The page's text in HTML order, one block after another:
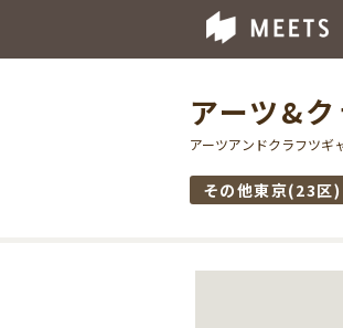
アーツ&
アーツアンドクラフツギ
その他東京(23区)